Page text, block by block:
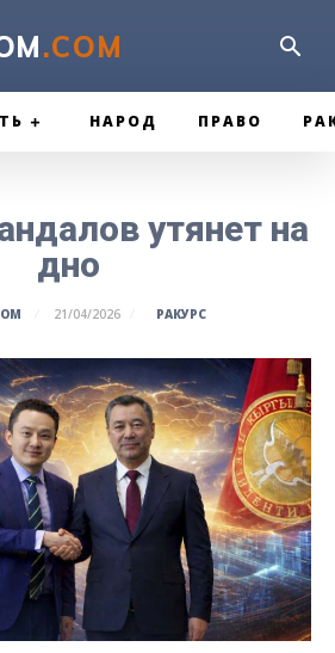
.COM
НАРОД ПРАВО
утянет на
дно
21/04/2026 РАКУРС